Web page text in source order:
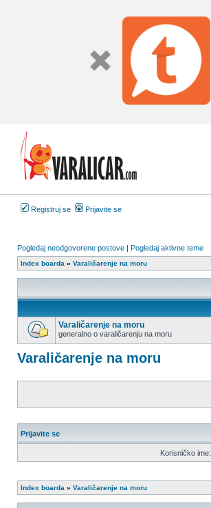
Registruj se Prijavite se
Pogledaj neodgovorene postove | Pogledaj aktivne teme
Index boarda » Varaličarenje na moru
postova
Varaličarenje na moru
generalno o varaličarenju na moru
Varaličarenje na moru
Prijavite se
Korisničko ime:
Index boarda » Varaličarenje na moru